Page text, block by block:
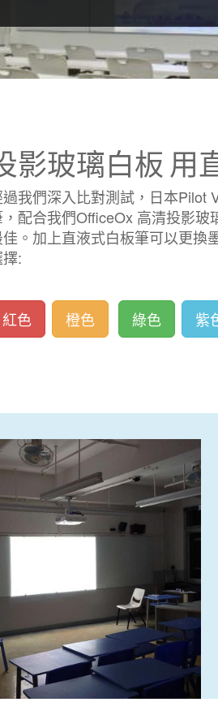
影玻璃白板 用
我們深入比對測試，日本Pilot
，配合我們OfficeOx 高清投影
佳。加上直液式白板筆可以更換
:
紅色 橙色 綠色 紫